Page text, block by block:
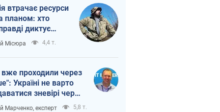
втрачає ресурси
планом: хто
диктує
війни
Місюра 4,4 т.
проходили через
Україні не варто
зневірі через
терор
Марченко, експерт 5,8 т.